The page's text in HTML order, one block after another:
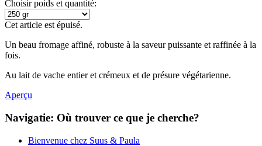
Choisir poids et quantité:
Cet article est épuisé.
Un beau fromage affiné, robuste à la saveur puissante et raffinée à la
fois.
Au lait de vache entier et crémeux et de présure végétarienne.
Aperçu
Navigatie: Où trouver ce que je cherche?
Bienvenue chez Suus & Paula